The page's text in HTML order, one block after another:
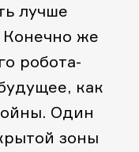
лучше
Конечно же
робота-
как
Один
зоны